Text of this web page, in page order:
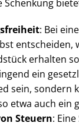
: Bei
entscheiden,
erhalten
ein
sein, sondern
etwa auch ein
Steuern: